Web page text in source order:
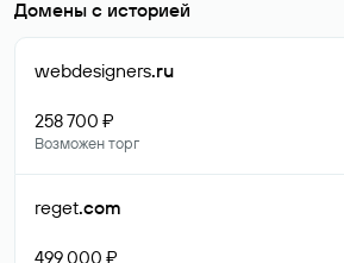
Домены с историей
webdesigners.ru
258 700 ₽
Возможен торг
reget.com
499 000 ₽